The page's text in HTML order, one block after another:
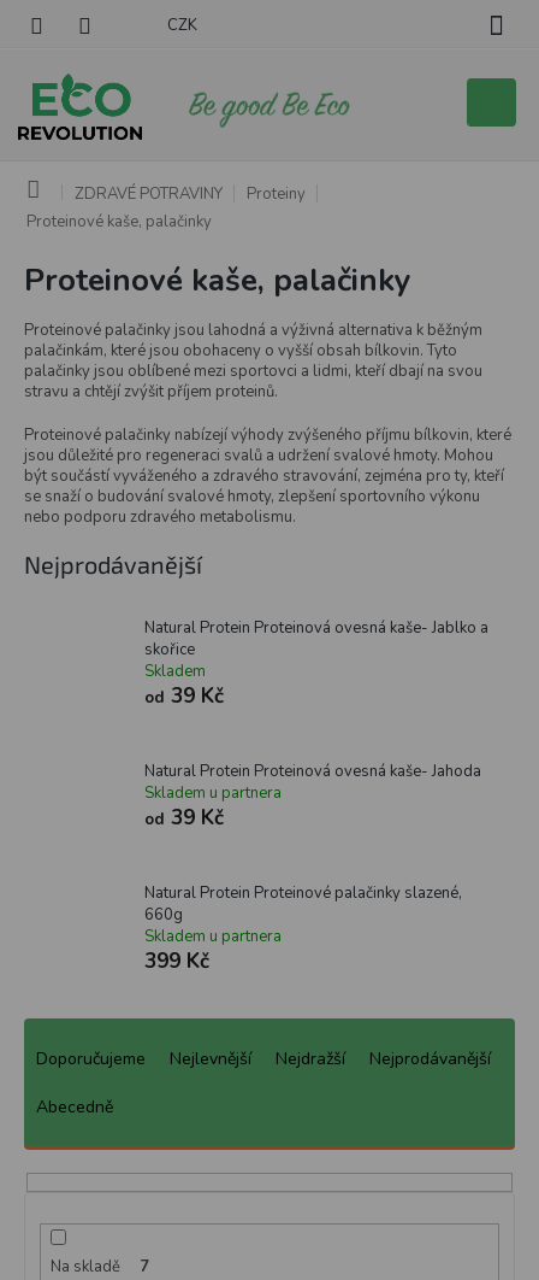
CZK
košík
Domů ZDRAVÉ POTRAVINY
Proteiny
Proteinové kaše, palačinky
Proteinové kaše, palačinky
Proteinové palačinky jsou lahodná a výživná alternativa k běžným
palačinkám, které jsou obohaceny o vyšší obsah bílkovin. Tyto
palačinky jsou oblíbené mezi sportovci a lidmi, kteří dbají na svou
stravu a chtějí zvýšit příjem proteinů.
Proteinové palačinky nabízejí výhody zvýšeného příjmu bílkovin, které
jsou důležité pro regeneraci svalů a udržení svalové hmoty. Mohou
být součástí vyváženého a zdravého stravování, zejména pro ty, kteří
se snaží o budování svalové hmoty, zlepšení sportovního výkonu
nebo podporu zdravého metabolismu.
Nejprodávanější
Natural Protein Proteinová ovesná kaše- Jablko a
skořice
Skladem
od 39 Kč
Natural Protein Proteinová ovesná kaše- Jahoda
Skladem u partnera
od 39 Kč
Natural Protein Proteinové palačinky slazené,
660g
Skladem u partnera
399 Kč
Ř
p
Doporučujeme Nejlevnější Nejdražší Nejprodávanější
Abecedně
Na skladě 7